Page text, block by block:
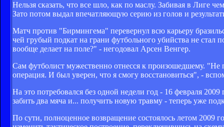
Нельзя сказать, что все шло, как по маслу. Забивая в Лиге
Зато потом выдал впечатляющую серию из голов и
Матч против "Бирмингема" перевернул всю карьеру
чей грубый подкат на грани футбольного убийства не
вообще делает на поле?" - негодовал Арсен Венгер.
Сам футболист мужественно отнесся к произошедшему.
операция. И был уверен, что я смогу восстановиться", -
На это потребовался без одной недели год - 16 февраля
забить два мяча и... получить новую травму - теперь уже
По сути, полноценное возвращение состоялось летом 2009